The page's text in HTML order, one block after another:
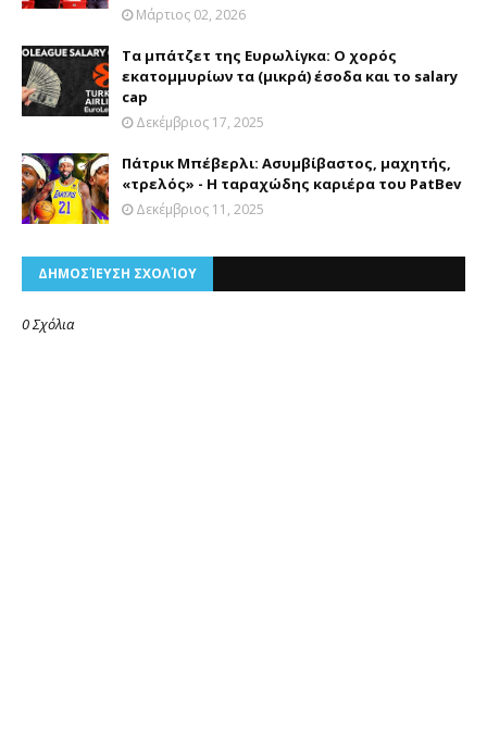
Μάρτιος 02, 2026
Τα μπάτζετ της Ευρωλίγκα: Ο χορός
εκατομμυρίων τα (μικρά) έσοδα και το salary
cap
Δεκέμβριος 17, 2025
Πάτρικ Μπέβερλι: Ασυμβίβαστος, μαχητής,
«τρελός» - Η ταραχώδης καριέρα του PatBev
Δεκέμβριος 11, 2025
ΔΗΜΟΣΊΕΥΣΗ ΣΧΟΛΊΟΥ
0 Σχόλια